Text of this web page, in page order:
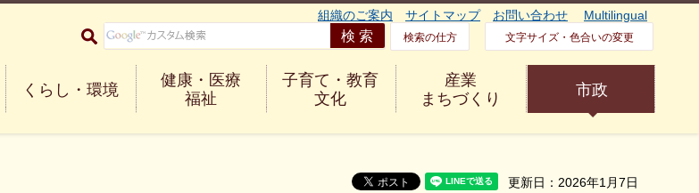
City
組織のご案内 サイトマップ お問い合わせ Multilingual
検索の仕方 文字サイズ・色合いの変更
くらし・環境
健康・医療
福祉
子育て・教育
文化
産業
まちづくり
市政
更新日：2026年1月7日